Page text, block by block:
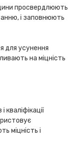
просвердлюють
і заповнюють
для усунення
на міцність
кваліфікації
міцність і